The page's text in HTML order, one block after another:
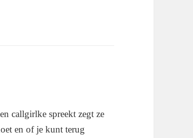
callgirlke spreekt zegt ze
en of je kunt terug